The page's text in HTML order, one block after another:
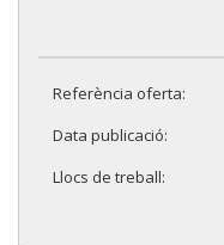
Referència oferta:
Data publicació:
Llocs de treball: